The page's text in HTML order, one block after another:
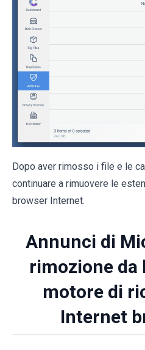
Dopo aver rimosso i file e le
continuare a rimuovere le
browser Internet.
Annunci di
rimozione da
motore di
Internet